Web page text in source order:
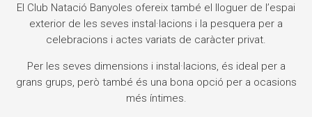
El Club Natació Banyoles ofereix també el lloguer de l’espai
exterior de les seves instal·lacions i la pesquera per a
celebracions i actes variats de caràcter privat.
Per les seves dimensions i instal·lacions, és ideal per a
grans grups, però també és una bona opció per a ocasions
més íntimes.